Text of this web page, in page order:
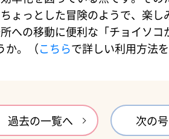
ょっとした冒険のようで、楽し
への移動に便利な「チョイソ
か。（こちらで詳しい利用方法
過去の一覧へ 次の